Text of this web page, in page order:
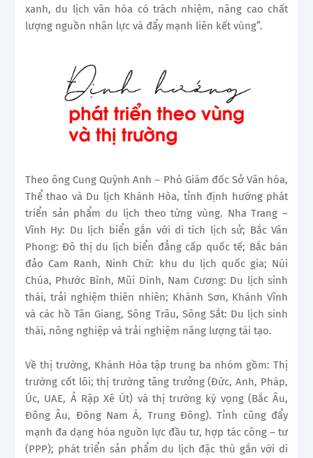
xanh, du lịch văn hóa có trách nhiệm, nâng cao chất
lượng nguồn nhân lực và đẩy mạnh liên kết vùng”.
Theo ông Cung Quỳnh Anh – Phó Giám đốc Sở Văn hóa,
Thể thao và Du lịch Khánh Hòa, tỉnh định hướng phát
triển sản phẩm du lịch theo từng vùng. Nha Trang –
Vĩnh Hy: Du lịch biển gắn với di tích lịch sử; Bắc Vân
Phong: Đô thị du lịch biển đẳng cấp quốc tế; Bắc bán
đảo Cam Ranh, Ninh Chữ: khu du lịch quốc gia; Núi
Chúa, Phước Bình, Mũi Dinh, Nam Cương: Du lịch sinh
thái, trải nghiệm thiên nhiên; Khánh Sơn, Khánh Vĩnh
và các hồ Tân Giang, Sông Trâu, Sông Sắt: Du lịch sinh
thái, nông nghiệp và trải nghiệm năng lượng tái tạo.
Về thị trường, Khánh Hòa tập trung ba nhóm gồm: Thị
trường cốt lõi; thị trường tăng trưởng (Đức, Anh, Pháp,
Úc, UAE, Ả Rập Xê Út) và thị trường kỳ vọng (Bắc Âu,
Đông Âu, Đông Nam Á, Trung Đông). Tỉnh cũng đẩy
mạnh đa dạng hóa nguồn lực đầu tư, hợp tác công – tư
(PPP); phát triển sản phẩm du lịch đặc thù gắn với di